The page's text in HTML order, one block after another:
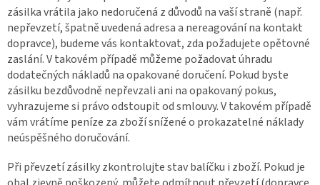
zásilka vrátila jako nedoručená z důvodů na vaší straně (např.
nepřevzetí, špatně uvedená adresa a nereagování na kontakt
dopravce), budeme vás kontaktovat, zda požadujete opětovné
zaslání. V takovém případě můžeme požadovat úhradu
dodatečných nákladů na opakované doručení. Pokud byste
zásilku bezdůvodně nepřevzali ani na opakovaný pokus,
vyhrazujeme si právo odstoupit od smlouvy. V takovém případě
vám vrátíme peníze za zboží snížené o prokazatelné náklady
neúspěšného doručování.
Při převzetí zásilky zkontrolujte stav balíčku i zboží. Pokud je